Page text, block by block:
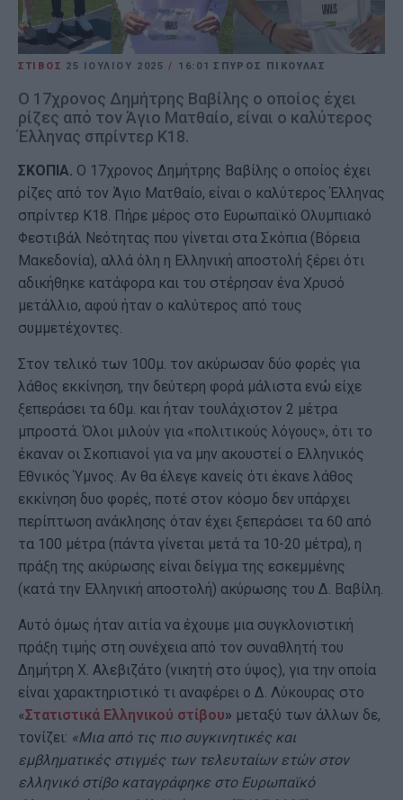
ΣΤΙΒΟΣ 25 ΙΟΥΛΊΟΥ 2025/ 16:01 ΣΠΥΡΟΣ ΠΙΚΟΥΛΑΣ
Ο 17χρονος Δημήτρης Βαβίλης ο οποίος έχει
ρίζες από τον Άγιο Ματθαίο, είναι ο καλύτερος
Έλληνας σπρίντερ Κ18.
ΣΚΟΠΙΑ. Ο 17χρονος Δημήτρης Βαβίλης ο οποίος έχει
ρίζες από τον Άγιο Ματθαίο, είναι ο καλύτερος Έλληνας
σπρίντερ Κ18. Πήρε μέρος στο Ευρωπαϊκό Ολυμπιακό
Φεστιβάλ Νεότητας που γίνεται στα Σκόπια (Βόρεια
Μακεδονία), αλλά όλη η Ελληνική αποστολή ξέρει ότι
αδικήθηκε κατάφορα και του στέρησαν ένα Χρυσό
μετάλλιο, αφού ήταν ο καλύτερος από τους
συμμετέχοντες.
Στον τελικό των 100μ. τον ακύρωσαν δύο φορές για
λάθος εκκίνηση, την δεύτερη φορά μάλιστα ενώ είχε
ξεπεράσει τα 60μ. και ήταν τουλάχιστον 2 μέτρα
μπροστά. Όλοι μιλούν για «πολιτικούς λόγους», ότι το
έκαναν οι Σκοπιανοί για να μην ακουστεί ο Ελληνικός
Εθνικός Ύμνος. Αν θα έλεγε κανείς ότι έκανε λάθος
εκκίνηση δυο φορές, ποτέ στον κόσμο δεν υπάρχει
περίπτωση ανάκλησης όταν έχει ξεπεράσει τα 60 από
τα 100 μέτρα (πάντα γίνεται μετά τα 10-20 μέτρα), η
πράξη της ακύρωσης είναι δείγμα της εσκεμμένης
(κατά την Ελληνική αποστολή) ακύρωσης του Δ. Βαβίλη.
Αυτό όμως ήταν αιτία να έχουμε μια συγκλονιστική
πράξη τιμής στη συνέχεια από τον συναθλητή του
Δημήτρη Χ. Αλεβιζάτο (νικητή στο ύψος), για την οποία
είναι χαρακτηριστικό τι αναφέρει ο Δ. Λύκουρας στο
«Στατιστικά Ελληνικού στίβου» μεταξύ των άλλων δε,
τονίζει: «Μια από τις πιο συγκινητικές και
εμβληματικές στιγμές των τελευταίων ετών στον
ελληνικό στίβο καταγράφηκε στο Ευρωπαϊκό